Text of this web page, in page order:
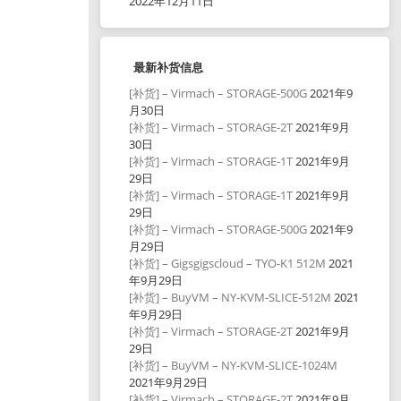
最新补货信息
[补货] – Virmach – STORAGE-500G2021年9
月30日
[补货] – Virmach – STORAGE-2T2021年9月
30日
[补货] – Virmach – STORAGE-1T2021年9月
29日
[补货] – Virmach – STORAGE-1T2021年9月
29日
[补货] – Virmach – STORAGE-500G2021年9
月29日
[补货] – Gigsgigscloud – TYO-K1 512M 2021
年9月29日
[补货] – BuyVM – NY-KVM-SLICE-512M 2021
年9月29日
[补货] – Virmach – STORAGE-2T2021年9月
29日
[补货] – BuyVM – NY-KVM-SLICE-1024M
2021年9月29日